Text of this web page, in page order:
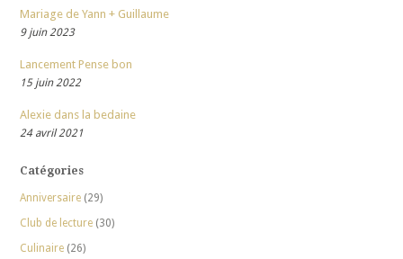
Mariage de Yann + Guillaume
9 juin 2023
Lancement Pense bon
15 juin 2022
Alexie dans la bedaine
24 avril 2021
Catégories
Anniversaire(29)
Club de lecture(30)
Culinaire(26)